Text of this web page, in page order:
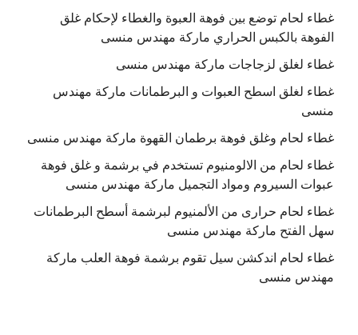
غطاء لحام توضع بين فوهة العبوة والغطاء لإحكام غلق
الفوهة بالكبس الحراري ماركة مهندس منسى
غطاء لغلق لزجاجات ماركة مهندس منسى
غطاء لغلق اسطح العبوات و البرطمانات ماركة مهندس
منسى
غطاء لحام وغلق فوهة برطمان القهوة ماركة مهندس منسى
غطاء لحام من الالومنيوم تستخدم في برشمة و غلق فوهة
عبوات السيروم ومواد التجميل ماركة مهندس منسى
غطاء لحام حرارى من الألمنيوم لبرشمة أسطح البرطمانات
سهل الفتح ماركة مهندس منسى
غطاء لحام اندكشن سيل تقوم برشمة فوهة العلب ماركة
مهندس منسى